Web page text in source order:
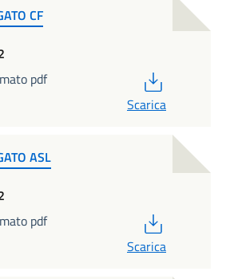
CF
pdf
Scarica
ASL
pdf
Scarica